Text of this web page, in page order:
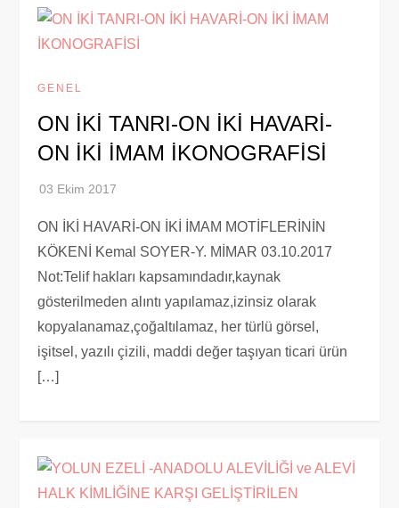
GENEL
ON İKİ TANRI-ON İKİ HAVARİ-
ON İKİ İMAM İKONOGRAFİSİ
ON İKİ HAVARİ-ON İKİ İMAM MOTİFLERİNİN
KÖKENİ Kemal SOYER-Y. MİMAR 03.10.2017
Not:Telif hakları kapsamındadır,kaynak
gösterilmeden alıntı yapılamaz,izinsiz olarak
kopyalanamaz,çoğaltılamaz, her türlü görsel,
işitsel, yazılı çizili, maddi değer taşıyan ticari ürün
[…]